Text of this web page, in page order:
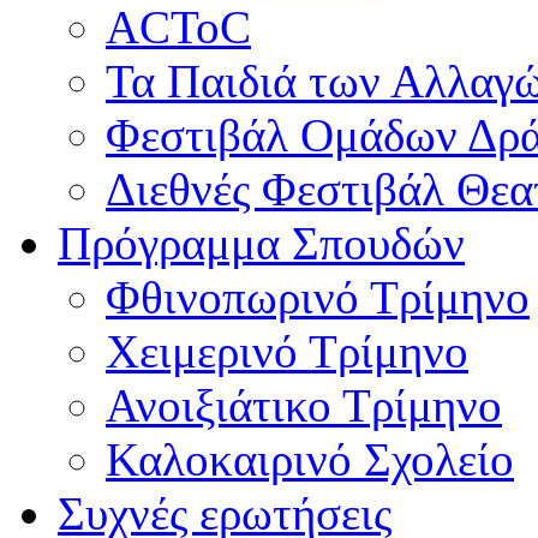
ACToC
Τα Παιδιά των
Φεστιβάλ Ομάδων
Διεθνές Φεστιβάλ
Πρόγραμμα Σπουδών
Φθινοπωρινό Τρίμηνο
Χειμερινό Τρίμηνο
Ανοιξιάτικο Τρίμηνο
Καλοκαιρινό Σχολείο
Συχνές ερωτήσεις